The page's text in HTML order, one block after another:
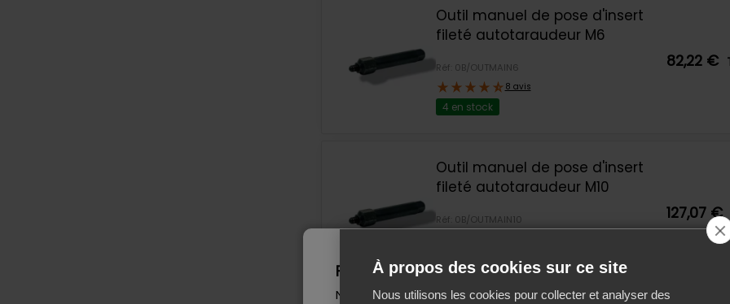
À propos des cookies sur ce site
Nous utilisons les cookies pour collecter et analyser des
Fermeture d'été
Notre équipe sera en congés d'été duvendredi 7 aoûtau
Outil manuel de pose d'insert
fileté autotaraudeur M6
Réf: 0B/OUTMAIN6
8 avis
4 en stock
82,22 €
Outil manuel de pose d'insert
fileté autotaraudeur M10
Réf: 0B/OUTMAIN10
2 en stock
127,07 €